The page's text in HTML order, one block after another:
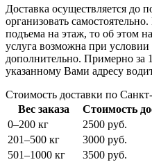
Доставка осуществляется до
организовать
подъема на этаж, то об этом
услуга возможна при
дополнительно. Примерно за
указанному Вами адресу
Стоимость доставки по
Вес заказа
Стоимость
0–200 кг
2500 руб.
201–500 кг
3000 руб.
501–1000 кг
3500 руб.